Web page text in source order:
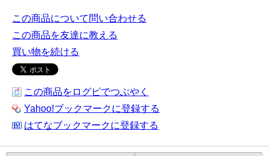
この商品について問い合わせる
この商品を友達に教える
買い物を続ける
この商品をログピでつぶやく
Yahoo!ブックマークに登録する
はてなブックマークに登録する